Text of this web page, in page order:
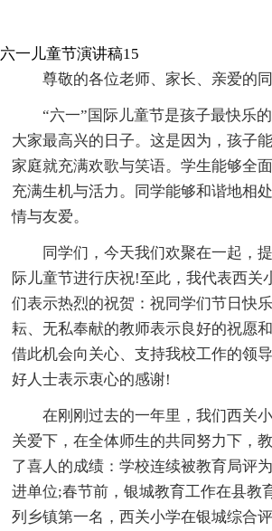
六一儿童节演讲稿15
尊敬的各位老师、家长、亲爱的同
“六一”国际儿童节是孩子最快乐
大家最高兴的日子。这是因为，孩子
家庭就充满欢歌与笑语。学生能够全
充满生机与活力。同学能够和谐地相
情与友爱。
同学们，今天我们欢聚在一起，
际儿童节进行庆祝!至此，我代表西关
们表示热烈的祝贺：祝同学们节日快
耘、无私奉献的教师表示良好的祝愿
借此机会向关心、支持我校工作的领
好人士表示衷心的感谢!
在刚刚过去的一年里，我们西关
关爱下，在全体师生的共同努力下，
了喜人的成绩：学校连续被教育局评
进单位;春节前，银城教育工作在县教
列乡镇第一名，西关小学在银城综合